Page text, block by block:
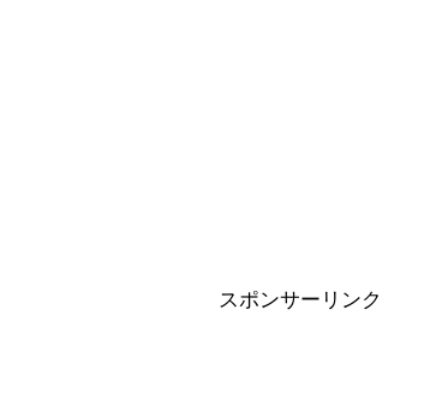
スポンサーリンク